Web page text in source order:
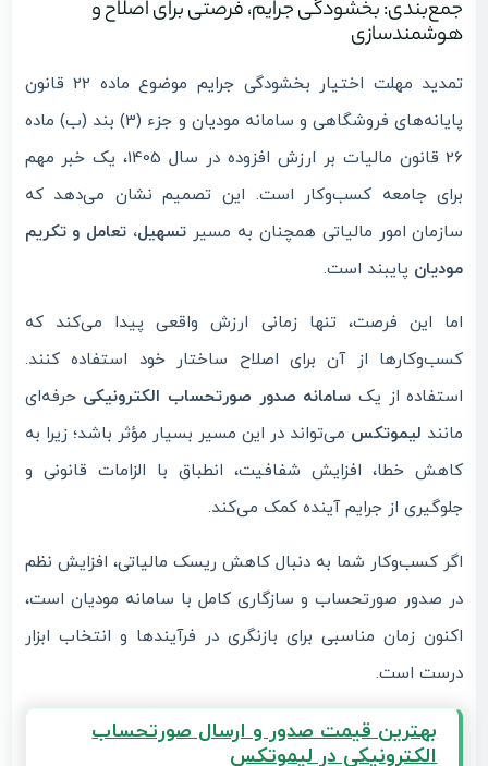
جمع‌بندی: بخشودگی جرایم، فرصتی برای اصلاح و
هوشمندسازی
تمدید مهلت اختیار بخشودگی جرایم موضوع ماده 22 قانون
پایانه‌های فروشگاهی و سامانه مودیان و جزء (3) بند (ب) ماده
26 قانون مالیات بر ارزش افزوده در سال 1405، یک خبر مهم
برای جامعه کسب‌وکار است. این تصمیم نشان می‌دهد که
سازمان امور مالیاتی همچنان به مسیر تسهیل، تعامل و تکریم
مودیان پایبند است.
اما این فرصت، تنها زمانی ارزش واقعی پیدا می‌کند که
کسب‌وکارها از آن برای اصلاح ساختار خود استفاده کنند.
استفاده از یک سامانه صدور صورتحساب الکترونیکی حرفه‌ای
مانند لیموتکس می‌تواند در این مسیر بسیار مؤثر باشد؛ زیرا به
کاهش خطا، افزایش شفافیت، انطباق با الزامات قانونی و
جلوگیری از جرایم آینده کمک می‌کند.
اگر کسب‌وکار شما به دنبال کاهش ریسک مالیاتی، افزایش نظم
در صدور صورتحساب و سازگاری کامل با سامانه مودیان است،
اکنون زمان مناسبی برای بازنگری در فرآیندها و انتخاب ابزار
درست است.
بهترین قیمت صدور و ارسال صورتحساب
الکترونیکی در لیموتکس